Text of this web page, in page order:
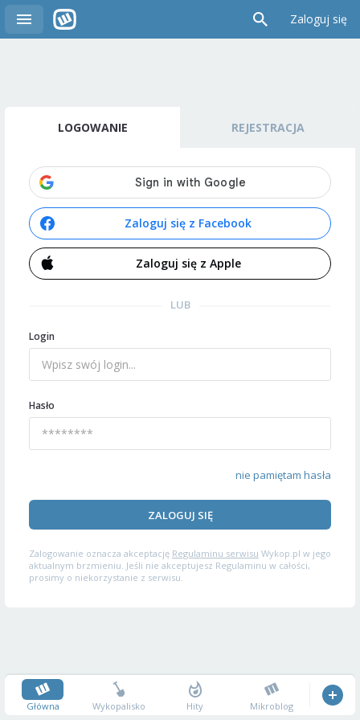
Zaloguj się
LOGOWANIE REJESTRACJA
Zaloguj się z Facebook
Zaloguj się z Apple
LUB
Login
Hasło
nie pamiętam hasła
ZALOGUJ SIĘ
Zalogowanie oznacza akceptację Regulaminu serwisu Wykop.pl w jego
aktualnym brzmieniu. Jeśli nie akceptujesz Regulaminu w całości,
prosimy o niekorzystanie z serwisu.
Główna Wykopalisko Hity Mikroblog